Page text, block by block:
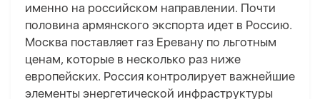
именно на российском направлении. Почти
половина армянского экспорта идет в Россию.
Москва поставляет газ Еревану по льготным
ценам, которые в несколько раз ниже
европейских. Россия контролирует важнейшие
элементы энергетической инфраструктуры